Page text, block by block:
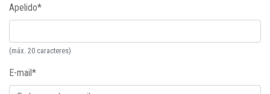
Apelido*
(máx. 20 caracteres)
E-mail*